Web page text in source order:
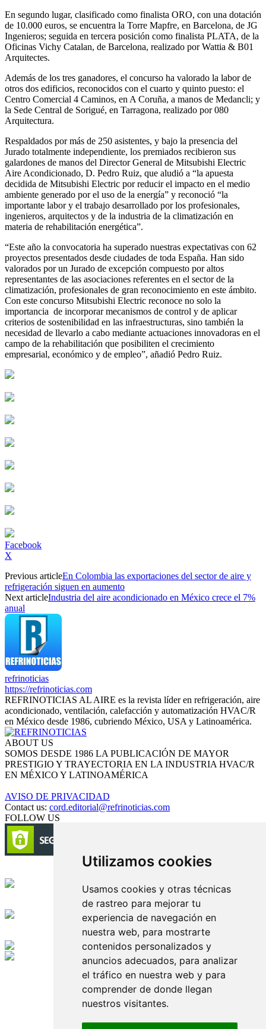
Utilizamos cookies
Usamos cookies y otras técnicas
de rastreo para mejorar tu
experiencia de navegación en
nuestra web, para mostrarte
contenidos personalizados y
anuncios adecuados, para analizar
el tráfico en nuestra web y para
comprender de donde llegan
nuestros visitantes.
En segundo lugar, clasificado como finalista ORO, con una dotación
de 10.000 euros, se encuentra la Torre Mapfre, en Barcelona, de JG
Ingenieros; seguida en tercera posición como finalista PLATA, de la
Oficinas Vichy Catalan, de Barcelona, realizado por Wattia & B01
Arquitectes.
Además de los tres ganadores, el concurso ha valorado la labor de
otros dos edificios, reconocidos con el cuarto y quinto puesto: el
Centro Comercial 4 Caminos, en A Coruña, a manos de Medancli; y
la Sede Central de Sorigué, en Tarragona, realizado por 080
Arquitectura.
Respaldados por más de 250 asistentes, y bajo la presencia del
Jurado totalmente independiente, los premiados recibieron sus
galardones de manos del Director General de Mitsubishi Electric
Aire Acondicionado, D. Pedro Ruiz, que aludió a “la apuesta
decidida de Mitsubishi Electric por reducir el impacto en el medio
ambiente generado por el uso de la energía” y reconoció “la
importante labor y el trabajo desarrollado por los profesionales,
ingenieros, arquitectos y de la industria de la climatización en
materia de rehabilitación energética”.
“Este año la convocatoria ha superado nuestras expectativas con 62
proyectos presentados desde ciudades de toda España. Han sido
valorados por un Jurado de excepción compuesto por altos
representantes de las asociaciones referentes en el sector de la
climatización, profesionales de gran reconocimiento en este ámbito.
Con este concurso Mitsubishi Electric reconoce no solo la
importancia de incorporar mecanismos de control y de aplicar
criterios de sostenibilidad en las infraestructuras, sino también la
necesidad de llevarlo a cabo mediante actuaciones innovadoras en el
campo de la rehabilitación que posibiliten el crecimiento
empresarial, económico y de empleo”, añadió Pedro Ruiz.
Facebook
X
Previous articleEn Colombia las exportaciones del sector de aire y
refrigeración siguen en aumento
Next articleIndustria del aire acondicionado en México crece el 7%
anual
refrinoticias
https://refrinoticias.com
REFRINOTICIAS AL AIRE es la revista líder en refrigeración, aire
acondicionado, ventilación, calefacción y automatización HVAC/R
en México desde 1986, cubriendo México, USA y Latinoamérica.
ABOUT US
SOMOS DESDE 1986 LA PUBLICACIÓN DE MAYOR
PRESTIGIO Y TRAYECTORIA EN LA INDUSTRIA HVAC/R
EN MÉXICO Y LATINOAMÉRICA
AVISO DE PRIVACIDAD
Contact us: cord.editorial@refrinoticias.com
FOLLOW US
Edición digital con tecnología
Playa Revolcadero 222 Col. Reforma Iztaccihuatl Norte C.P. 08810
CIUDAD DE MEXICO
Conmutador CIUDAD DE MEXICO (+52) 555 740 4476, 555 740
© 2000-2026 BURO DE MERCADOTECNIA DEL CENTRO,
S.A. Todos los derechos reservados